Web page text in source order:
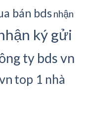
bán bdsnhận
ký gửi
ty bds vn
top 1 nhà